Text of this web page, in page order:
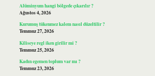
Alüminyum hangi bölgede çıkarılır ?
Ağustos 4, 2026
Kurumuş tükenmez kalem nasıl düzeltilir ?
Temmuz 27, 2026
Kiliseye regl iken girilir mi ?
Temmuz 25, 2026
Kadın egemen toplum var mı ?
Temmuz 23, 2026